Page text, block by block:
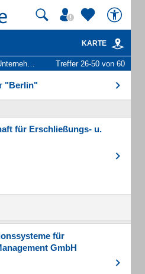
KARTE
und Personen Treffer 26-50 von 60
"Berlin"
für Erschließungs- u.
für
GmbH